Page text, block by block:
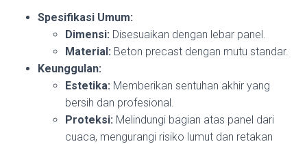
Spesifikasi Umum:
Dimensi: Disesuaikan dengan lebar panel.
Material: Beton precast dengan mutu standar.
Keunggulan:
Estetika: Memberikan sentuhan akhir yang
bersih dan profesional.
Proteksi: Melindungi bagian atas panel dari
cuaca, mengurangi risiko lumut dan retakan